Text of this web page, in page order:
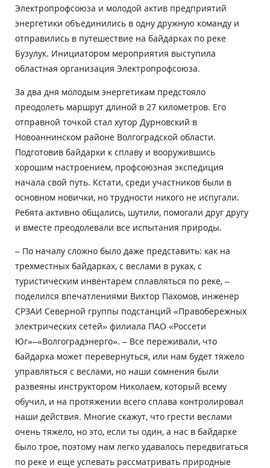
Электропрофсоюза и молодой актив предприятий
энергетики объединились в одну дружную команду и
отправились в путешествие на байдарках по реке
Бузулук. Инициатором мероприятия выступила
областная организация Электропрофсоюза.
За два дня молодым энергетикам предстояло
преодолеть маршрут длиной в 27 километров. Его
отправной точкой стал хутор Дурновский в
Новоаннинском районе Волгоградской области.
Подготовив байдарки к сплаву и вооружившись
хорошим настроением, профсоюзная экспедиция
начала свой путь. Кстати, среди участников были в
основном новички, но трудности никого не испугали.
Ребята активно общались, шутили, помогали друг другу
и вместе преодолевали все испытания природы.
– По началу сложно было даже представить: как на
трехместных байдарках, с веслами в руках, с
туристическим инвентарем сплавляться по реке, –
поделился впечатлениями Виктор Пахомов, инженер
СРЗАИ Северной группы подстанций «Правобережных
электрических сетей» филиала ПАО «Россети
Юг»–«Волгоградэнерго». – Все переживали, что
байдарка может перевернуться, или нам будет тяжело
управляться с веслами, но наши сомнения были
развеяны инструктором Николаем, который всему
обучил, и на протяжении всего сплава контролировал
наши действия. Многие скажут, что грести веслами
очень тяжело, но это, если ты один, а нас в байдарке
было трое, поэтому нам легко удавалось передвигаться
по реке и еще успевать рассматривать природные